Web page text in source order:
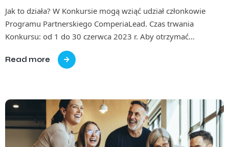
Jak to działa? W Konkursie mogą wziąć udział członkowie
Programu Partnerskiego ComperiaLead. Czas trwania
Konkursu: od 1 do 30 czerwca 2023 r. Aby otrzymać…
Read more